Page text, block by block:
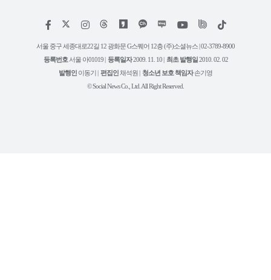
페
스
인
타
램
위
트
유
튜
틱
서울 중구 세종대로22길 12 광화문 G스퀘어 12층 (주)소셜뉴스 | 02-3789-8900
등록번호 서울 아01019 | 등록일자2009. 11. 10 | 최초 발행일2010. 02. 02
발행인 이동기 | 편집인채석원 | 청소년 보호 책임자손기영
© Social News Co., Ltd. All Right Reserved.